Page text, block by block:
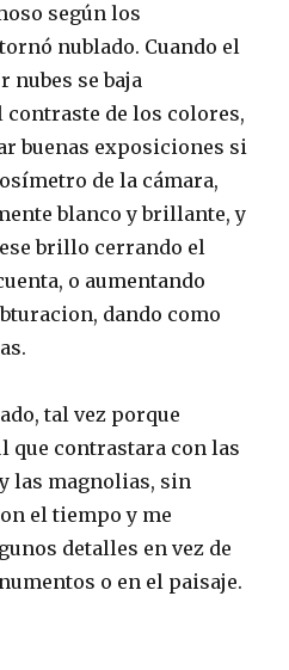
según los
nublado. Cuando el
nubes se baja
de los colores,
buenas exposiciones si
de la cámara,
blanco y brillante, y
brillo cerrando el
o aumentando
dando como
tal vez porque
que contrastara con las
las magnolias, sin
el tiempo y me
detalles en vez de
o en el paisaje.